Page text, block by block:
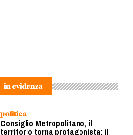
in evidenza
politica
Consiglio Metropolitano, il
territorio torna protagonista: il